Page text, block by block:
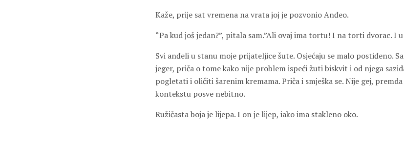
Kaže, prije sat vremena na vrata joj je pozvonio Anđeo.
“Pa kud još jedan?”, pitala sam.”Ali ovaj ima tortu! I na torti dvorac. I
Svi anđeli u stanu moje prijateljice šute. Osjećaju se malo postiđeno.
jeger, priča o tome kako nije problem ispeći žuti biskvit i od njega
pogletati i oličiti šarenim kremama. Priča i smješka se. Nije gej,
kontekstu posve nebitno.
Ružičasta boja je lijepa. I on je lijep, iako ima stakleno oko.